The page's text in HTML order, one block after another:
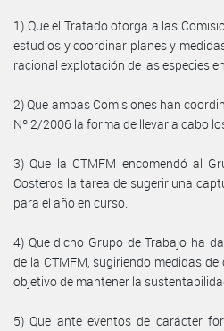
1) Que el Tratado otorga a las
estudios y coordinar planes y
racional explotación de las especies
2) Que ambas Comisiones han
Nº 2/2006 la forma de llevar a cabo
3) Que la CTMFM encomendó al
Costeros la tarea de sugerir una
para el año en curso.
4) Que dicho Grupo de Trabajo ha
de la CTMFM, sugiriendo medidas
objetivo de mantener la
5) Que ante eventos de carácter